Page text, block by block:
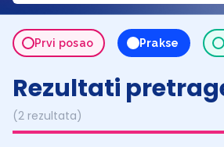
Prvi posao Prakse
Rezultati
(2 rezultata)